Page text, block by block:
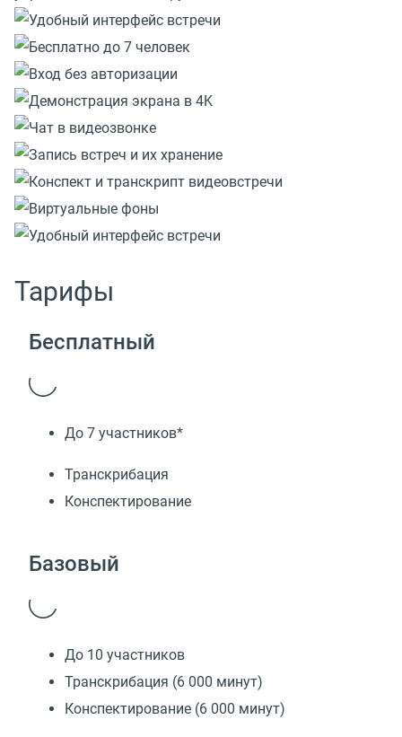
Тарифы
Бесплатный
До 7 участников*
Транскрибация
Конспектирование
Базовый
До 10 участников
Транскрибация (6 000 минут)
Конспектирование (6 000 минут)